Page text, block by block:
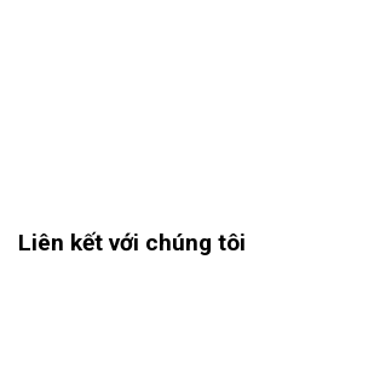
Liên kết với chúng tôi